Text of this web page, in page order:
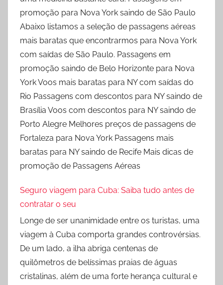
promoção para Nova York saindo de São Paulo
Abaixo listamos a seleção de passagens aéreas
mais baratas que encontrarmos para Nova York
com saídas de São Paulo. Passagens em
promoção saindo de Belo Horizonte para Nova
York Voos mais baratas para NY com saídas do
Rio Passagens com descontos para NY saindo de
Brasília Voos com descontos para NY saindo de
Porto Alegre Melhores preços de passagens de
Fortaleza para Nova York Passagens mais
baratas para NY saindo de Recife Mais dicas de
promoção de Passagens Aéreas
Seguro viagem para Cuba: Saiba tudo antes de
contratar o seu
Longe de ser unanimidade entre os turistas, uma
viagem à Cuba comporta grandes controvérsias.
De um lado, a ilha abriga centenas de
quilômetros de belíssimas praias de águas
cristalinas, além de uma forte herança cultural e